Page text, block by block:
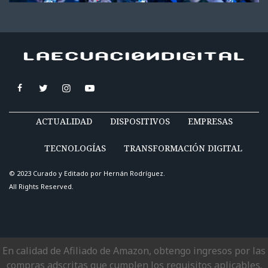
ACTUALIDAD DISPOSITIVOS EMPRESAS
TECNOLOGÍAS TRANSFORMACIÓN DIGITAL
© 2023 Curado y Editado por Hernán Rodríguez.
All Rights Reserved.
En calidad de Afiliado de Amazon, obtengo ingresos por las
compras adscritas que cumplen los requisitos aplicables.